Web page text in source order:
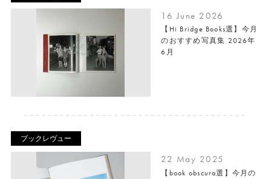
16 June 2026
【Hi Bridge Books選】今月
のおすすめ写真集 2026年
6月
ブックレヴュー
22 May 2025
【book obscura選】今月の